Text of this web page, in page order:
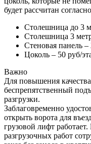
будет рассчитан
Столешница до 3
Столешница 3
Стеновая панель
Цоколь – 50 руб/
Важно
Для повышения
беспрепятственный
разгрузки.
Заблаговременно
открыть ворота для
грузовой лифт
разгрузочных работ